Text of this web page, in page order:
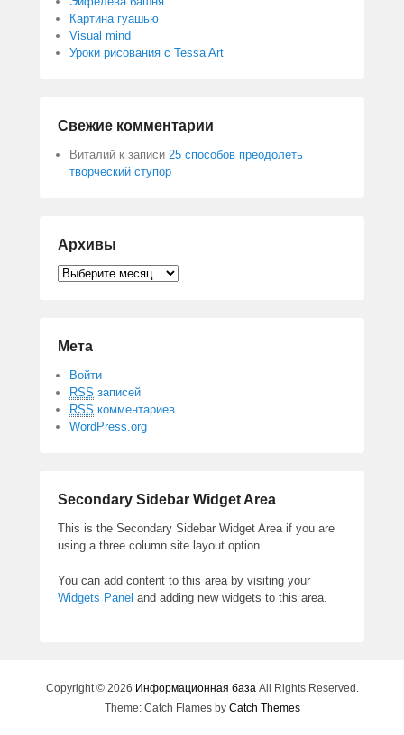
Картина гуашью
Visual mind
Уроки рисования с Tessa Art
Свежие комментарии
Виталий к записи 25 способов преодолеть
творческий ступор
Архивы
Архивы
Мета
Войти
RSS записей
RSS комментариев
WordPress.org
Secondary Sidebar Widget Area
This is the Secondary Sidebar Widget Area if you are
using a three column site layout option.
You can add content to this area by visiting your
Widgets Panel and adding new widgets to this area.
Copyright © 2026 Информационная базаAll Rights Reserved.
Theme: Catch Flames by Catch Themes